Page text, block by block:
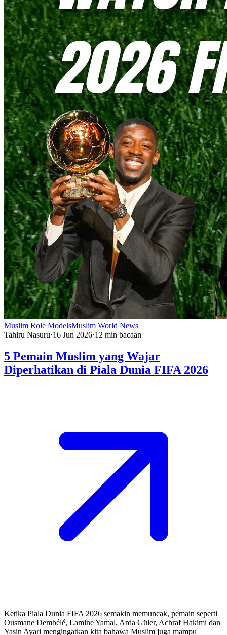
Muslim Role ModelsMuslim World News
Tahiru Nasuru·16 Jun 2026·12 min bacaan
5 Pemain Muslim yang Wajar
Diperhatikan di Piala Dunia FIFA 2026
Ketika Piala Dunia FIFA 2026 semakin memuncak, pemain seperti
Ousmane Dembélé, Lamine Yamal, Arda Güler, Achraf Hakimi dan
Yasin Ayari mengingatkan kita bahawa Muslim juga mampu